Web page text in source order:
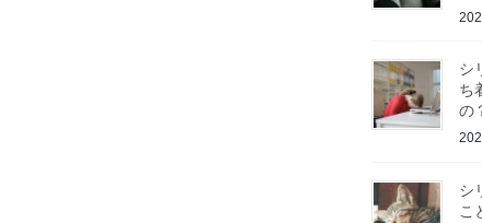
シ
ち
の
シ
こ